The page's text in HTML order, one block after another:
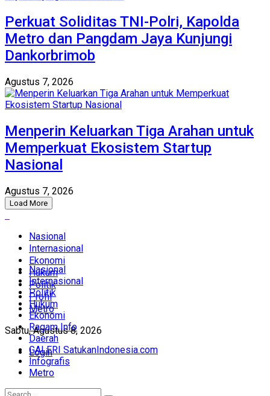
Perkuat Soliditas TNI-Polri, Kapolda
Metro dan Pangdam Jaya Kunjungi
Dankorbrimob
Agustus 7, 2026
Menperin Keluarkan Tiga Arahan untuk
Memperkuat Ekosistem Startup
Nasional
Agustus 7, 2026
Load More
Nasional
Internasional
Ekonomi
Hukum
Politik
Profil
Metro
Sabtu, Agustus 8, 2026
Login
Nasional
Internasional
Politik
Hukum
Ekonomi
Ragam Info
Daerah
GALERI SatukanIndonesia.com
Infografis
Metro